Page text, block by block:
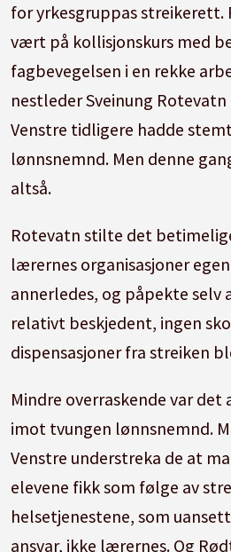
for yrkesgruppas
vært på kollisjonskurs med
fagbevegelsen i en rekke
nestleder Sveinung
Venstre tidligere hadde
lønnsnemnd. Men denne
altså.
Rotevatn stilte det
lærernes organisasjoner
annerledes, og påpekte
relativt beskjedent, ingen
dispensasjoner fra streiken
Mindre overraskende var det
imot tvungen lønnsnemnd.
Venstre understreka de at
elevene fikk som følge av
helsetjenestene, som
ansvar, ikke lærernes. Og